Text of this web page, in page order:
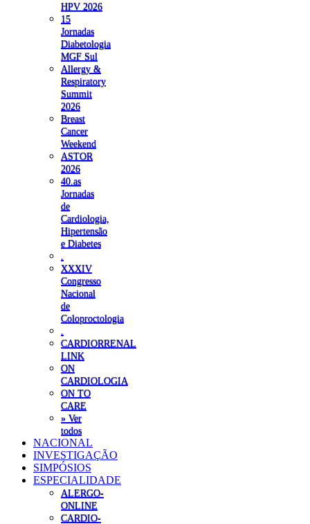
HPV 2026
15
Jornadas
Diabetologia
MGF Sul
Allergy &
Respiratory
Summit
2026
Breast
Cancer
Weekend
ASTOR
2026
40.as
Jornadas
de
Cardiologia,
Hipertensão
e Diabetes
XXXIV
Congresso
Nacional
de
Coloproctologia
CARDIORRENAL
LINK
ON
CARDIOLOGIA
ON TO
CARE
» Ver
todos
NACIONAL
INVESTIGAÇÃO
SIMPÓSIOS
ESPECIALIDADE
ALERGO-
ONLINE
CARDIO-